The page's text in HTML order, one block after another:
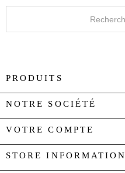
PRODUITS
NOTRE SOCIÉTÉ
VOTRE COMPTE
STORE INFORMATION